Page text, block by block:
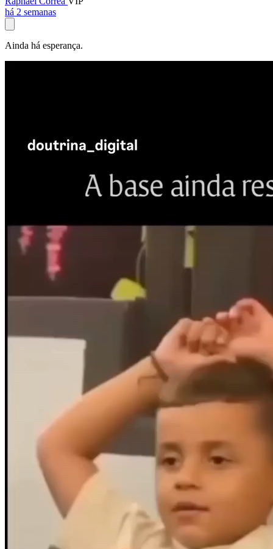
há 2 semanas
Ainda há esperança.